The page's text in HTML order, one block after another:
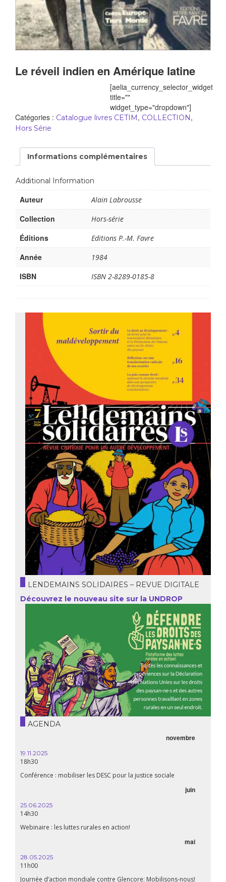
Le réveil indien en Amérique latine
[aelia_currency_selector_widget
title=""
widget_type="dropdown"]
Catégories : Catalogue livres CETIM, COLLECTION,
Hors Série
Informations complémentaires
Additional Information
Auteur Alain Labrousse
Collection Hors-série
Éditions Editions P.-M. Favre
Année 1984
ISBN ISBN 2-8289-0185-8
LENDEMAINS SOLIDAIRES – REVUE DIGITALE
Découvrez le nouveau site sur la UNDROP
AGENDA
novembre
19.11.2025
18h30
Conférence : mobiliser les DESC pour la justice sociale
juin
25.06.2025
14h30
Webinaire : les luttes rurales en action!
mai
28.05.2025
11h00
Journée d’action mondiale contre Glencore: Mobilisons-nous!